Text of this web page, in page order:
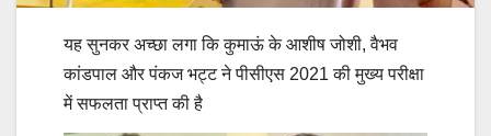
यह सुनकर अच्छा लगा कि कुमाऊं के आशीष जोशी, वैभव
कांडपाल और पंकज भट्ट ने पीसीएस 2021 की मुख्य परीक्षा
में सफलता प्राप्त की है